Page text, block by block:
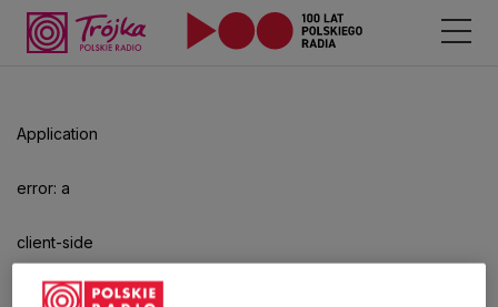
Application
error: a
client-side
exception